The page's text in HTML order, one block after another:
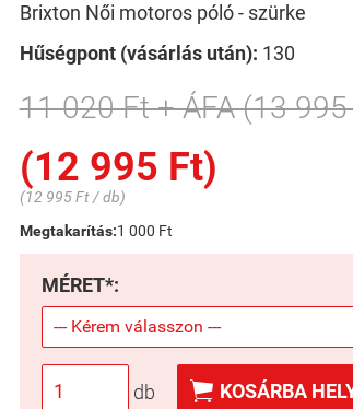
Brixton Női motoros póló - szürke
Hűségpont (vásárlás után): 130
11 020 Ft + ÁFA (13
(12 995 Ft)
(12 995 Ft / db)
Megtakarítás:1 000 Ft
MÉRET*:
db  KOSÁRBA